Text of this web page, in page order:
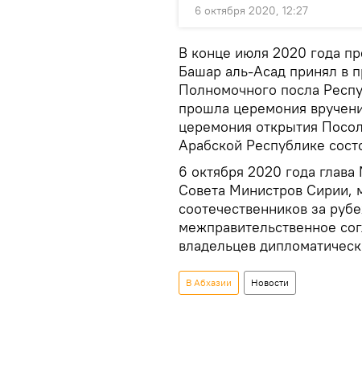
6 октября 2020, 12:27
В конце июля 2020 года
Башар аль-Асад принял в
Полномочного посла
прошла церемония
церемония открытия
Арабской Республике
6 октября 2020 года
Совета Министров Сирии,
соотечественников за
межправительственное
владельцев
В Абхазии Новости